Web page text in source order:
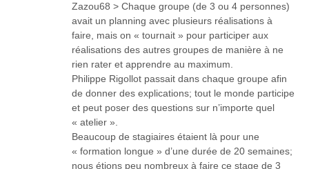
Zazou68 > Chaque groupe (de 3 ou 4 personnes)
avait un planning avec plusieurs réalisations à
faire, mais on « tournait » pour participer aux
réalisations des autres groupes de manière à ne
rien rater et apprendre au maximum.
Philippe Rigollot passait dans chaque groupe afin
de donner des explications; tout le monde participe
et peut poser des questions sur n’importe quel
« atelier ».
Beaucoup de stagiaires étaient là pour une
« formation longue » d’une durée de 20 semaines;
nous étions peu nombreux à faire ce stage de 3